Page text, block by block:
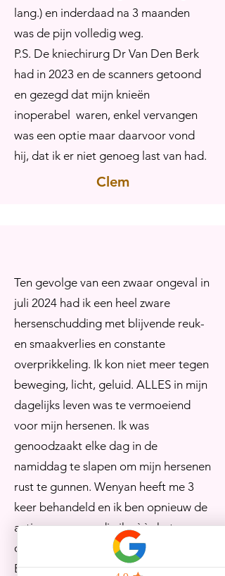
lang.) en inderdaad na 3 maanden
was de pijn volledig weg.
P.S. De kniechirurg Dr Van Den Berk
had in 2023 en de scanners getoond
en gezegd dat mijn knieën
inoperabel waren, enkel vervangen
was een optie maar daarvoor vond
hij, dat ik er niet genoeg last van had.
Clem
Ten gevolge van een zwaar ongeval in
juli 2024 had ik een heel zware
hersenschudding met blijvende reuk-
en smaakverlies en constante
overprikkeling. Ik kon niet meer tegen
beweging, licht, geluid. ALLES in mijn
dagelijks leven was te vermoeiend
voor mijn hersenen. Ik was
genoodzaakt elke dag in de
namiddag te slapen om mijn hersenen
rust te gunnen. Wenyan heeft me 3
keer behandeld en ik ben opnieuw de
actieve persoon die ik vòòr het
ongeval was!! ON-GE-LOOF-LIJK!!!
Een écht mirakel!! Ik ben haar